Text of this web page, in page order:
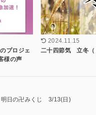
プロジェ
様の声
2024.11.15
二十四節気 立冬（
明日の卍みくじ 3/13(日)